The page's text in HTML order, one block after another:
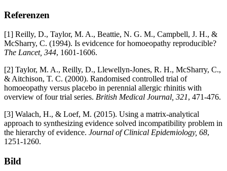
Referenzen
[1] Reilly, D., Taylor, M. A., Beattie, N. G. M., Campbell, J. H., &
McSharry, C. (1994). Is evidcence for homoeopathy reproducible?
The Lancet, 344, 1601-1606.
[2] Taylor, M. A., Reilly, D., Llewellyn-Jones, R. H., McSharry, C.,
& Aitchison, T. C. (2000). Randomised controlled trial of
homoeopathy versus placebo in perennial allergic rhinitis with
overview of four trial series. British Medical Journal, 321, 471-476.
[3] Walach, H., & Loef, M. (2015). Using a matrix-analytical
approach to synthesizing evidence solved incompatibility problem in
the hierarchy of evidence. Journal of Clinical Epidemiology, 68,
1251-1260.
Bild